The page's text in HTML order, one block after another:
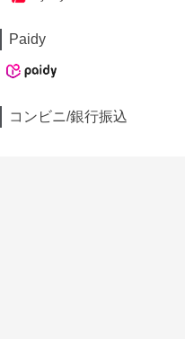
Paidy
コンビニ/銀行振込